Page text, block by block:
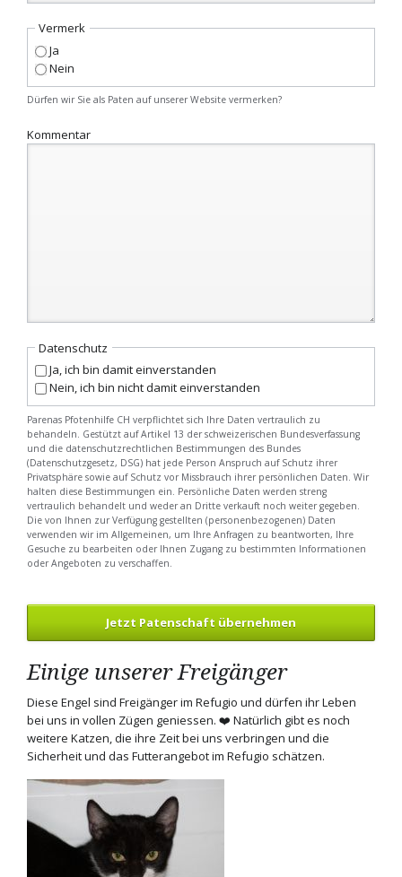
Vermerk
Ja
Nein
Dürfen wir Sie als Paten auf unserer Website vermerken?
Kommentar
Datenschutz
Ja, ich bin damit einverstanden
Nein, ich bin nicht damit einverstanden
Parenas Pfotenhilfe CH verpflichtet sich Ihre Daten vertraulich zu
behandeln. Gestützt auf Artikel 13 der schweizerischen Bundesverfassung
und die datenschutzrechtlichen Bestimmungen des Bundes
(Datenschutzgesetz, DSG) hat jede Person Anspruch auf Schutz ihrer
Privatsphäre sowie auf Schutz vor Missbrauch ihrer persönlichen Daten. Wir
halten diese Bestimmungen ein. Persönliche Daten werden streng
vertraulich behandelt und weder an Dritte verkauft noch weiter gegeben.
Die von Ihnen zur Verfügung gestellten (personenbezogenen) Daten
verwenden wir im Allgemeinen, um Ihre Anfragen zu beantworten, Ihre
Gesuche zu bearbeiten oder Ihnen Zugang zu bestimmten Informationen
oder Angeboten zu verschaffen.
Jetzt Patenschaft übernehmen
Einige unserer Freigänger
Diese Engel sind Freigänger im Refugio und dürfen ihr Leben
bei uns in vollen Zügen geniessen. ❤️ Natürlich gibt es noch
weitere Katzen, die ihre Zeit bei uns verbringen und die
Sicherheit und das Futterangebot im Refugio schätzen.